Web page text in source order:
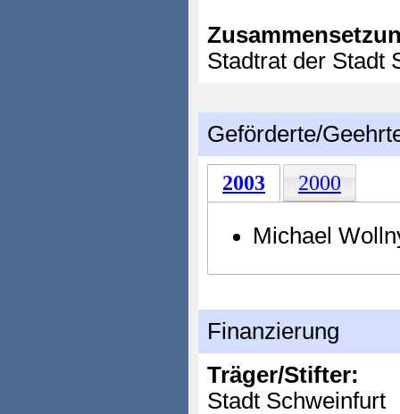
Stadtrat der Stadt
Geförderte/
2003 2000
Michael
Finanzierung
Träger/Stifter:
Stadt Schweinfurt